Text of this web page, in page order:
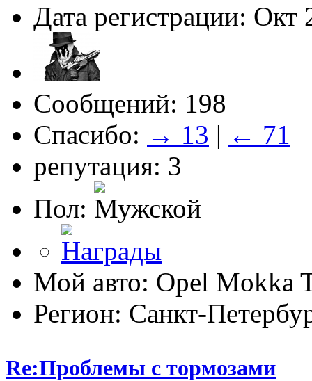
Дата регистрации: Окт
Сообщений: 198
Спасибо: → 13 | ← 71
репутация: 3
Пол:
Мой авто: Opel Mokka
Регион: Санкт-
Re:Проблемы с тормозами